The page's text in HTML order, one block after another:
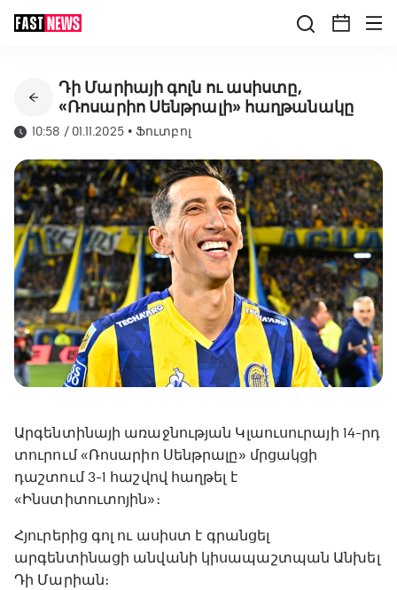
Դի Մարիայի գոլն ու ասիստը,
«Ռոսարիո Սենթրալի» հաղթանակը
10:58 / 01.11.2025 •Ֆուտբոլ
Արգենտինայի առաջնության Կլաուսուրայի 14-րդ
տուրում «Ռոսարիո Սենթրալը» մրցակցի
դաշտում 3-1 հաշվով հաղթել է
«Ինստիտուտոյին»։
Հյուրերից գոլ ու ասիստ է գրանցել
արգենտինացի անվանի կիսապաշտպան Անխել
Դի Մարիան։